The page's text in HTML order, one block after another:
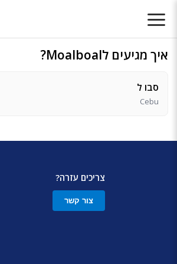
איך מגיעים לMoalboal?
סבו ל
Cebu
צריכים עזרה?
צור קשר